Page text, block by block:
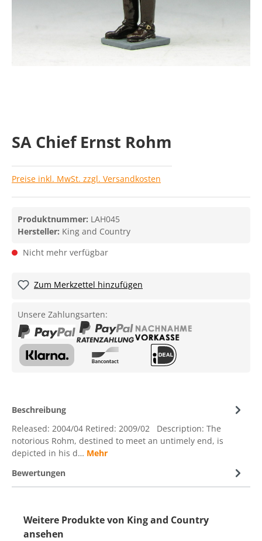
SA Chief Ernst Rohm
Preise inkl. MwSt. zzgl. Versandkosten
Produktnummer: LAH045
Hersteller: King and Country
Nicht mehr verfügbar
Zum Merkzettel hinzufügen
Unsere Zahlungsarten:
Beschreibung
Released: 2004/04 Retired: 2009/02 Description: The
notorious Rohm, destined to meet an untimely end, is
depicted in his d… Mehr
Bewertungen
Weitere Produkte von King and Country
ansehen